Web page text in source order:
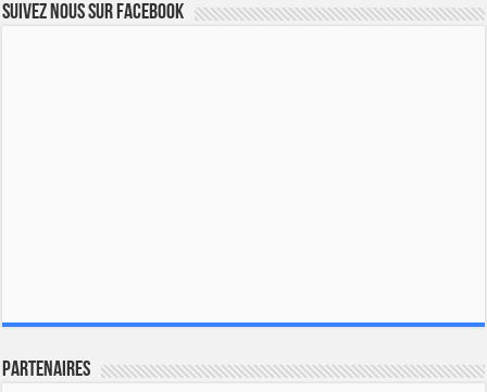
Suivez nous sur Facebook
Partenaires